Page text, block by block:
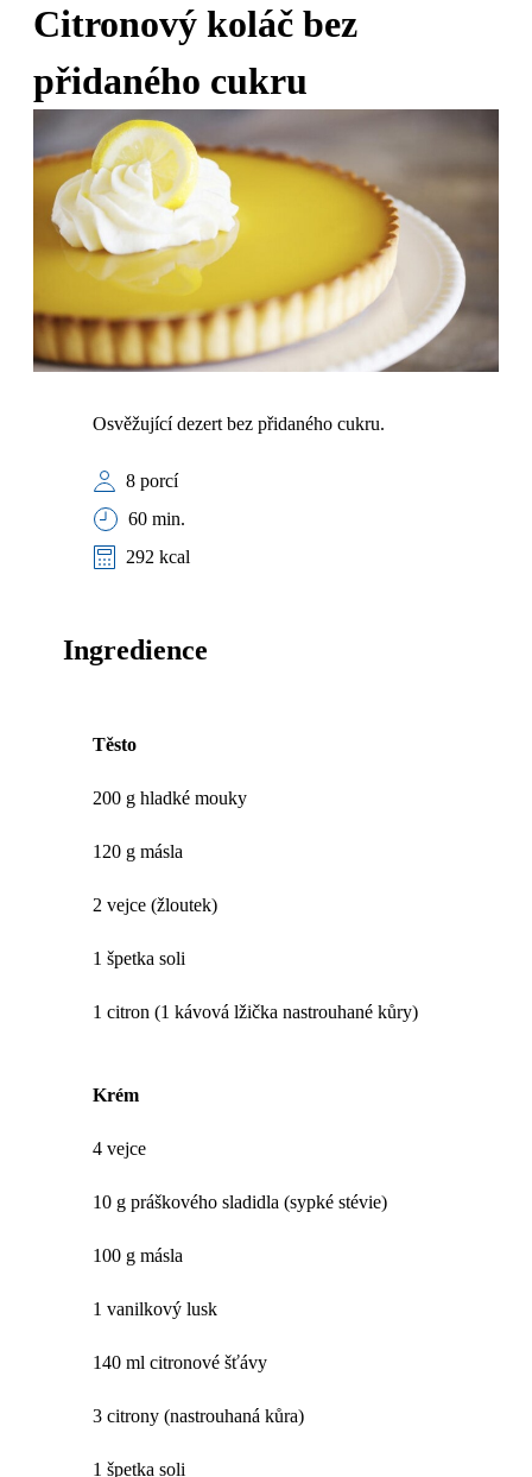
Citronový koláč bez
přidaného cukru
Osvěžující dezert bez přidaného cukru.
8 porcí
60 min.
292 kcal
Ingredience
Těsto
200 g hladké mouky
120 g másla
2 vejce (žloutek)
1 špetka soli
1 citron (1 kávová lžička nastrouhané kůry)
Krém
4 vejce
10 g práškového sladidla (sypké stévie)
100 g másla
1 vanilkový lusk
140 ml citronové šťávy
3 citrony (nastrouhaná kůra)
1 špetka soli